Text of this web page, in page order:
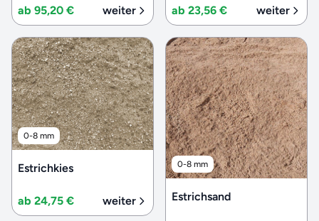
ab 95,20 €
weiter ab 23,56 € weiter
0-8 mm
Estrichkies
ab 24,75 € weiter
0-8 mm
Estrichsand